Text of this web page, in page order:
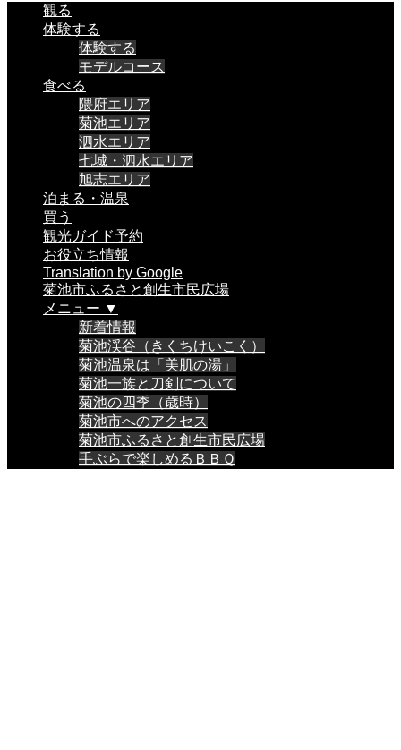
観る
体験する
体験する
モデルコース
食べる
隈府エリア
菊池エリア
泗水エリア
七城・泗水エリア
旭志エリア
泊まる・温泉
買う
観光ガイド予約
お役立ち情報
Translation by Google
菊池市ふるさと創生市民広場
メニュー ▼
新着情報
菊池渓谷（きくちけいこく）
菊池温泉は「美肌の湯」
菊池一族と刀剣について
菊池の四季（歳時）
菊池市へのアクセス
菊池市ふるさと創生市民広場
手ぶらで楽しめるＢＢＱ